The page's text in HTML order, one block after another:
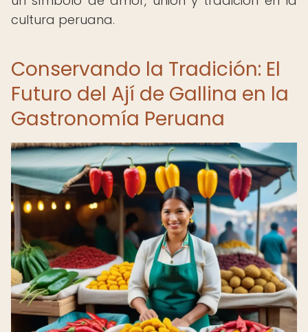
cultura peruana.
Conservando la Tradición: El
Futuro del Ají de Gallina en la
Gastronomía Peruana